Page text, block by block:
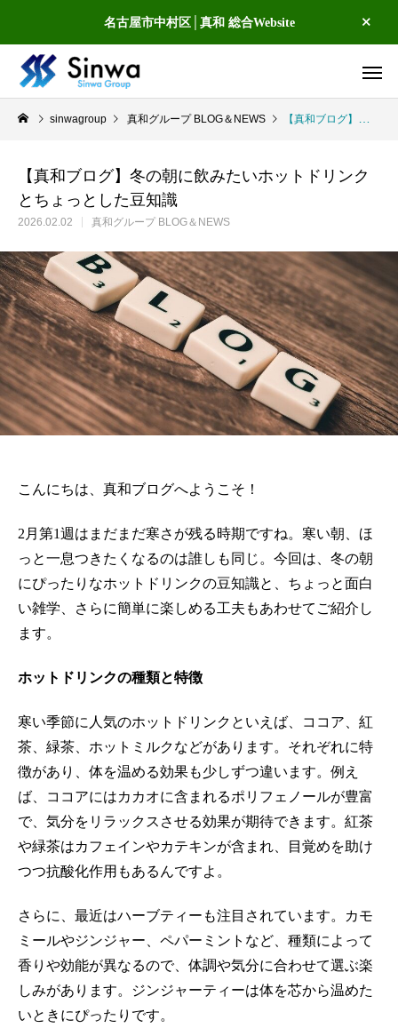
名古屋市中村区│真和 総合Website
sinwagroup 真和グループ BLOG＆NEWS 【真和ブログ】冬の朝に飲みたいホットドリンクとちょっとした豆知識
【真和ブログ】冬の朝に飲みたいホットドリンク
とちょっとした豆知識
2026.02.02 真和グループ BLOG＆NEWS
こんにちは、真和ブログへようこそ！
2月第1週はまだまだ寒さが残る時期ですね。寒い朝、ほ
っと一息つきたくなるのは誰しも同じ。今回は、冬の朝
にぴったりなホットドリンクの豆知識と、ちょっと面白
い雑学、さらに簡単に楽しめる工夫もあわせてご紹介し
ます。
ホットドリンクの種類と特徴
寒い季節に人気のホットドリンクといえば、ココア、紅
茶、緑茶、ホットミルクなどがあります。それぞれに特
徴があり、体を温める効果も少しずつ違います。例え
ば、ココアにはカカオに含まれるポリフェノールが豊富
で、気分をリラックスさせる効果が期待できます。紅茶
や緑茶はカフェインやカテキンが含まれ、目覚めを助け
つつ抗酸化作用もあるんですよ。
さらに、最近はハーブティーも注目されています。カモ
ミールやジンジャー、ペパーミントなど、種類によって
香りや効能が異なるので、体調や気分に合わせて選ぶ楽
しみがあります。ジンジャーティーは体を芯から温めた
いときにぴったりです。